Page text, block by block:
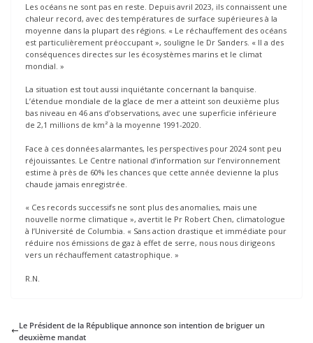
Les océans ne sont pas en reste. Depuis avril 2023, ils connaissent une
chaleur record, avec des températures de surface supérieures à la
moyenne dans la plupart des régions. « Le réchauffement des océans
est particulièrement préoccupant », souligne le Dr Sanders. « Il a des
conséquences directes sur les écosystèmes marins et le climat
mondial. »
La situation est tout aussi inquiétante concernant la banquise.
L’étendue mondiale de la glace de mer a atteint son deuxième plus
bas niveau en 46 ans d’observations, avec une superficie inférieure
de 2,1 millions de km² à la moyenne 1991-2020.
Face à ces données alarmantes, les perspectives pour 2024 sont peu
réjouissantes. Le Centre national d’information sur l’environnement
estime à près de 60% les chances que cette année devienne la plus
chaude jamais enregistrée.
« Ces records successifs ne sont plus des anomalies, mais une
nouvelle norme climatique », avertit le Pr Robert Chen, climatologue
à l’Université de Columbia. « Sans action drastique et immédiate pour
réduire nos émissions de gaz à effet de serre, nous nous dirigeons
vers un réchauffement catastrophique. »
R.N.
Le Président de la République annonce son intention de briguer un
deuxième mandat